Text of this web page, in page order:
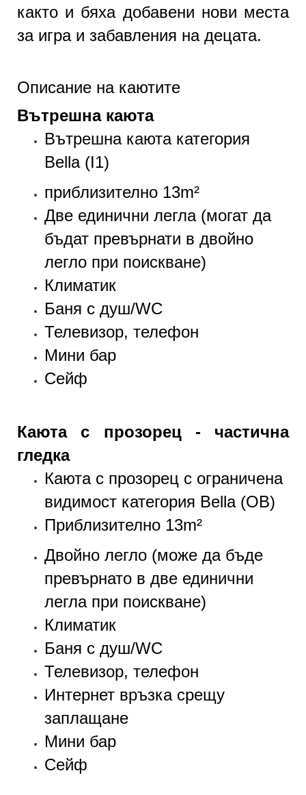
както и бяха добавени нови места
за игра и забавления на децата.
Описание на каютите
Вътрешна каюта
Вътрешна каюта категория
Bella (I1)
приблизително 13m²
Две единични легла (могат да
бъдат превърнати в двойно
легло при поискване)
Климатик
Баня с душ/WC
Телевизор, телефон
Мини бар
Сейф
Каюта с прозорец - частична
гледка
Каюта с прозорец с ограничена
видимост категория Bella (OB)
Приблизително 13m²
Двойно легло (може да бъде
превърнато в две единични
легла при поискване)
Климатик
Баня с душ/WC
Телевизор, телефон
Интернет връзка срещу
заплащане
Мини бар
Сейф